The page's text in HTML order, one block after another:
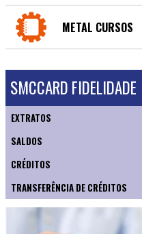
METAL CURSOS
SMCCARD FIDELIDADE
EXTRATOS
SALDOS
CRÉDITOS
TRANSFERÊNCIA DE CRÉDITOS